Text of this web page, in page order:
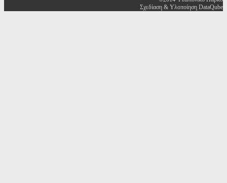
Σχεδίαση & Υλοποίηση DataQube